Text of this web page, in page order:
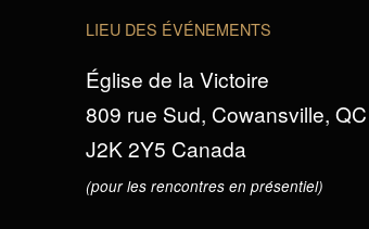
LIEU DES ÉVÉNEMENTS
Église de la Victoire
809 rue Sud, Cowansville, QC
J2K 2Y5 Canada
(pour les rencontres en présentiel)